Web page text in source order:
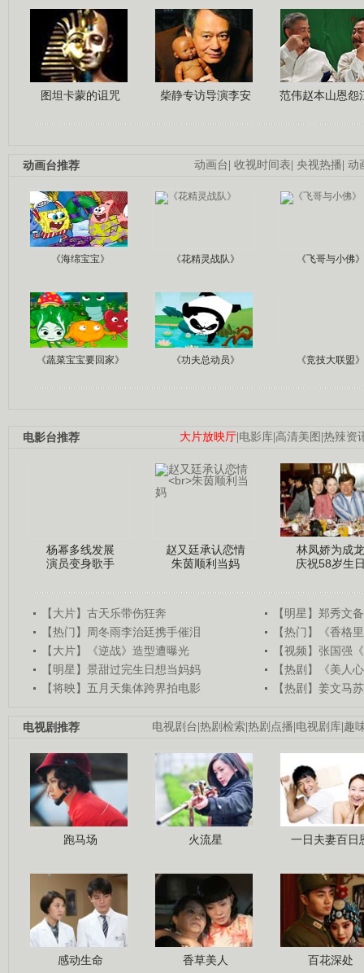
图坦卡蒙的诅咒 柴静专访导演李安 范伟赵本山恩怨
动画台 收视时间表 央视热播 动
动画台推荐
《海绵宝宝》 《花精灵战队》 《飞哥与小佛》
《蔬菜宝宝要回家》 《功夫总动员》 《竞技大联盟》
大片放映厅 电影库 高清美图 热辣资
电影台推荐
杨幂多线发展
演员变身歌手
赵又廷承认恋情
朱茵顺利当妈
林凤娇为成龙
庆祝58岁生
【大片】古天乐带伤狂奔
【明星】郑秀文
【热门】周冬雨李治廷携手催泪
【热门】《香格
【大片】《逆战》造型遭曝光
【视频】张国强
【明星】景甜过完生日想当妈妈
【热剧】《美人
【将映】五月天集体跨界拍电影
【热剧】姜文马
电视剧台 热剧检索 热剧点播 电视剧库 趣
电视剧推荐
跑马场 火流星 一日夫妻百日
感动生命 香草美人 百花深处